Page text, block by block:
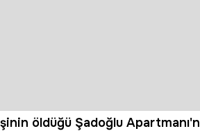
öldüğü Şadoğlu